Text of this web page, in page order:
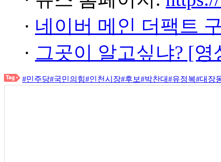
· 네이버 메인 더팩트
· 그곳이 알고싶냐? [
#민주당#국민의힘#인천시장#후보#박찬대#유정복#대장